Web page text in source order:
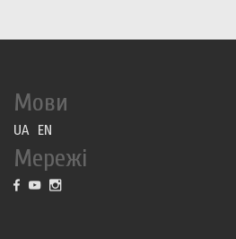
Мови
UA EN
Мережі